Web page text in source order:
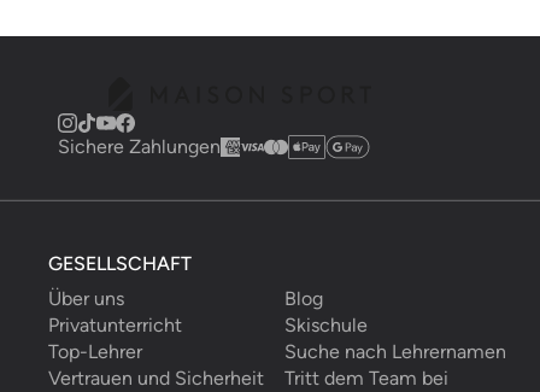
Sichere Zahlungen
GESELLSCHAFT
Über uns
Blog
Privatunterricht
Skischule
Top-Lehrer
Suche nach Lehrernamen
Vertrauen und Sicherheit
Tritt dem Team bei